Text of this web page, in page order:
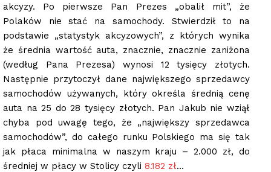
akcyzy. Po pierwsze Pan Prezes „obalił mit”, że
Polaków nie stać na samochody. Stwierdził to na
podstawie „statystyk akcyzowych”, z których wynika
że średnia wartość auta, znacznie, znacznie zaniżona
(według Pana Prezesa) wynosi 12 tysięcy złotych.
Następnie przytoczył dane największego sprzedawcy
samochodów używanych, który określa średnią cenę
auta na 25 do 28 tysięcy złotych. Pan Jakub nie wziął
chyba pod uwagę tego, że „największy sprzedawca
samochodów”, do całego runku Polskiego ma się tak
jak płaca minimalna w naszym kraju – 2.000 zł, do
średniej w płacy w Stolicy czyli 8.182 zł…